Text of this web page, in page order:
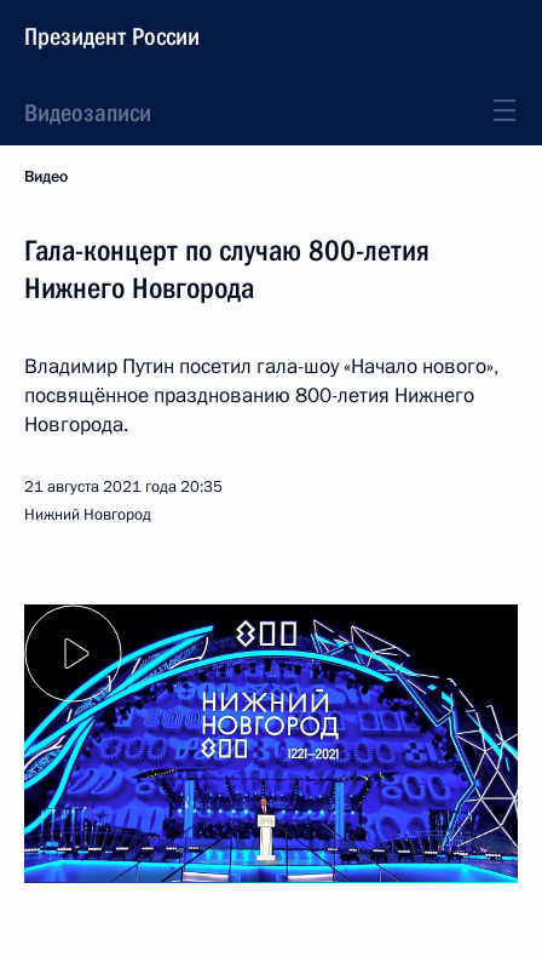
Президент России
Видеозаписи
Видео
Гала-концерт по случаю 800-летия
Нижнего Новгорода
Владимир Путин посетил гала-шоу «Начало нового»,
посвящённое празднованию 800-летия Нижнего
Новгорода.
21 августа 2021 года20:35
Нижний Новгород